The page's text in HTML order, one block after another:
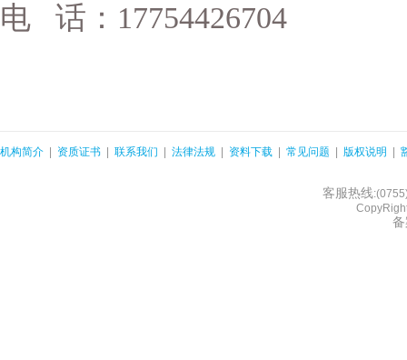
电 话：17754426704
机构简介 资质证书 联系我们 法律法规 资料下载 常见问题 版权说明
客服热线